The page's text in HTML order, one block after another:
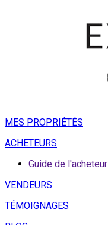
MES PROPRIÉTÉS
ACHETEURS
Guide de l'acheteur
VENDEURS
TÉMOIGNAGES